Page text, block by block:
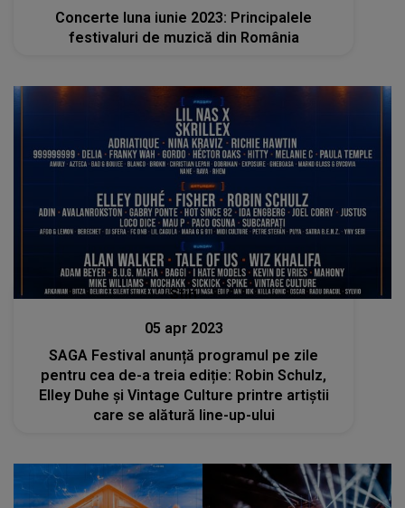
Concerte luna iunie 2023: Principalele
festivaluri de muzică din România
Stiri
05 apr 2023
SAGA Festival anunță programul pe zile
pentru cea de-a treia ediție: Robin Schulz,
Elley Duhe și Vintage Culture printre artiștii
care se alătură line-up-ului